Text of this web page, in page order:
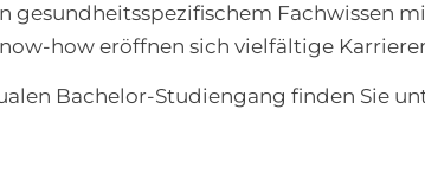
gesundheitsspezifischem Fachwissen
how eröffnen sich vielfältige
Bachelor-Studiengang finden Sie